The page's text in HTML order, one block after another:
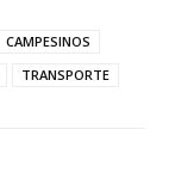
CAMPESINOS
TRANSPORTE